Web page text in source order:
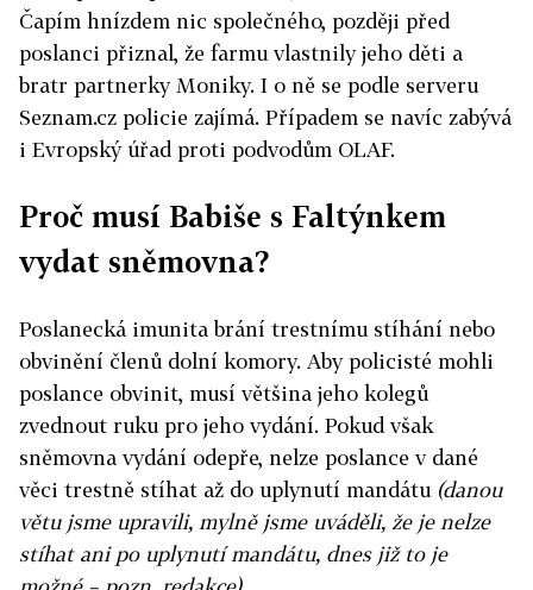
Čapím hnízdem nic společného, později před
poslanci přiznal, že farmu vlastnily jeho děti a
bratr partnerky Moniky. I o ně se podle serveru
Seznam.cz policie zajímá. Případem se navíc zabývá
i Evropský úřad proti podvodům OLAF.
Proč musí Babiše s Faltýnkem
vydat sněmovna?
Poslanecká imunita brání trestnímu stíhání nebo
obvinění členů dolní komory. Aby policisté mohli
poslance obvinit, musí většina jeho kolegů
zvednout ruku pro jeho vydání. Pokud však
sněmovna vydání odepře, nelze poslance v dané
věci trestně stíhat až do uplynutí mandátu (danou
větu jsme upravili, mylně jsme uváděli, že je nelze
stíhat ani po uplynutí mandátu, dnes již to je